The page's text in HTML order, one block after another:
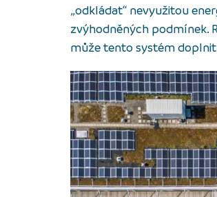
„odkládat“ nevyužitou
zvýhodněných podmínek.
může tento systém